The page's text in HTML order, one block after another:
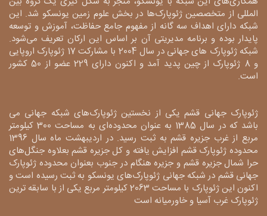
المللی از متخصصین ژئوپارک‌ها در بخش علوم زمین یونسکو شد. این
شبکه دارای اهداف سه گانه از مفهوم جامع حفاظت، آموزش و توسعه
پایدار بوده و برنامه مدیریتی آن بر اساس این ارکان تعریف می‌شود.
شبکه ژئوپارک های جهانی در سال 2004 با مشارکت 17 ژئوپارک اروپایی
و 8 ژئوپارک از چین پدید آمد و اکنون دارای 229 عضو از 50 کشور
است.
ژئوپارک جهانی قشم یکی از نخستین ژئوپارک‌های شبکه جهانی می
باشد که در سال 1385 به عنوان محدوده‌ای به مساحت 300 کیلومتر
مربع از غرب جزیره قشم به ثبت رسید. در اردیبهشت ماه سال 1396
محدوده ژئوپارک قشم افزایش یافته و کل جزیره قشم بعلاوه جنگل‌های
حرا شمال جزیره قشم و جزیره هنگام در جنوب بعنوان محدوده ژئوپارک
جهانی قشم در شبکه جهانی ژئوپارک‌های یونسکو به ثبت رسیده است و
اکنون این ژئوپارک با مساحت 2063 کیلومتر مربع یکی از با سابقه ترین
ژئوپارک غرب آسیا و خاورمیانه است